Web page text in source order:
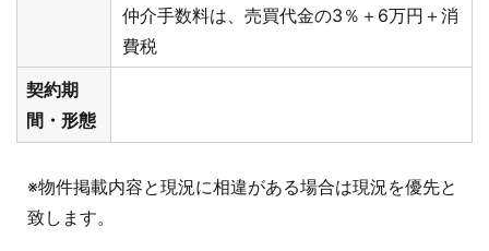
仲介手数料は、売買代金の3％＋6万円＋消
費税
契約期
間・形態
※物件掲載内容と現況に相違がある場合は現況を優先と
致します。